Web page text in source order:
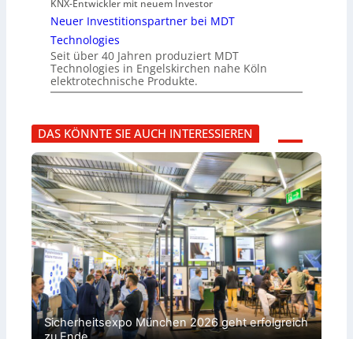
KNX-Entwickler mit neuem Investor
Neuer Investitionspartner bei MDT
Technologies
Seit über 40 Jahren produziert MDT
Technologies in Engelskirchen nahe Köln
elektrotechnische Produkte.
DAS KÖNNTE SIE AUCH INTERESSIEREN
Sicherheitsexpo München 2026 geht erfolgreich